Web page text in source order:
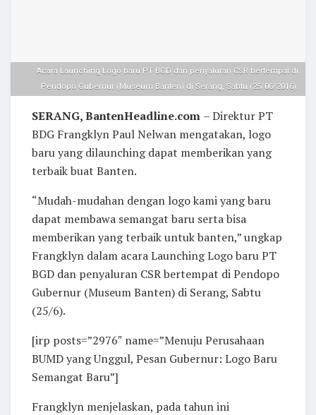
Acara Launching Logo baru PT BGD dan penyaluran CSR bertempat di
Pendopo Gubernur (Museum Banten) di Serang, Sabtu (25/06/2016).
SERANG, BantenHeadline.com – Direktur PT
BDG Frangklyn Paul Nelwan mengatakan, logo
baru yang dilaunching dapat memberikan yang
terbaik buat Banten.
“Mudah-mudahan dengan logo kami yang baru
dapat membawa semangat baru serta bisa
memberikan yang terbaik untuk banten,” ungkap
Frangklyn dalam acara Launching Logo baru PT
BGD dan penyaluran CSR bertempat di Pendopo
Gubernur (Museum Banten) di Serang, Sabtu
(25/6).
[irp posts=”2976″ name=”Menuju Perusahaan
BUMD yang Unggul, Pesan Gubernur: Logo Baru
Semangat Baru”]
Frangklyn menjelaskan, pada tahun ini